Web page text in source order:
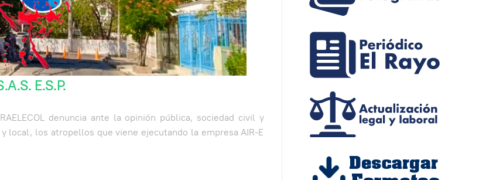
E.S.P.
denuncia ante la opinión pública, sociedad civil y
local, los atropellos que viene ejecutando la empresa AIR-E